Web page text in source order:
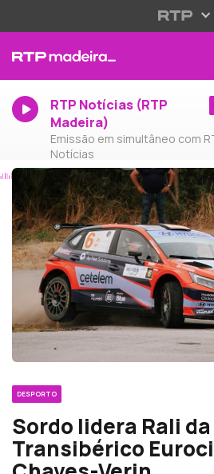
RTP Notícias (RTP
Madeira)
Emissão em simultâneo com
Notícias
DESPORTO
Sordo lidera Rali
Transibérico